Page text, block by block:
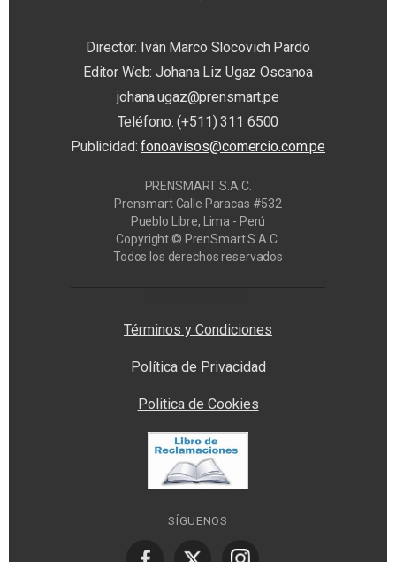
Director: Iván Marco Slocovich Pardo
Editor Web: Johana Liz Ugaz Oscanoa
johana.ugaz@prensmart.pe
Teléfono: (+511) 311 6500
Publicidad:fonoavisos@comercio.com.pe
PRENSMART S.A.C.
Prensmart Calle Paracas #532
Pueblo Libre, Lima - Perú
Copyright © PrenSmart S.A.C.
Todos los derechos reservados
Términos y Condiciones
Política de Privacidad
Politica de Cookies
SÍGUENOS